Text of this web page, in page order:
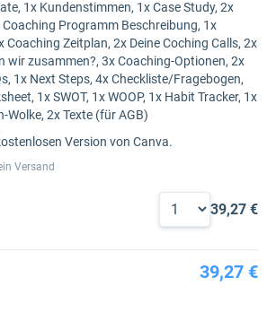
1x Kundenstimmen, 1x Case Study, 2x
Coaching Programm Beschreibung, 1x
Coaching Zeitplan, 2x Deine Coching Calls, 2x
wir zusammen?, 3x Coaching-Optionen, 2x
1x Next Steps, 4x Checkliste/Fragebogen,
1x SWOT, 1x WOOP, 1x Habit Tracker, 1x
Wolke, 2x Texte (für AGB)
Version von Canva.
Versand
39,27 €
39,27 €